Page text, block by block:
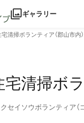
ギャラリー
清掃ボランティア（郡山市内
清掃ボ
セイソウボランティア（